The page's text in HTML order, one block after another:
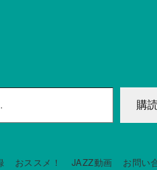
購
おススメ！ JAZZ動画
お問い